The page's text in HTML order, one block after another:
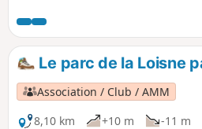
on été mis à jour datant de l'âge
gallo-romaine.
Le parc de la Loisne
Association / Club / AMM
8,10 km
+10 m -11 m